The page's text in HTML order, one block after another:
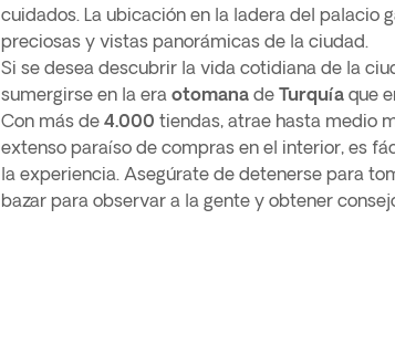
cuidados. La ubicación en la ladera del palacio
preciosas y vistas panorámicas de la ciudad.
Si se desea descubrir la vida cotidiana de la
sumergirse en la era otomana de Turquía que
Con más de 4.000 tiendas, atrae hasta medio
extenso paraíso de compras en el interior, es
la experiencia. Asegúrate de detenerse para
bazar para observar a la gente y obtener